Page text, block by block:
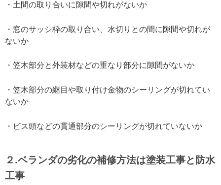
・土間の取り合いに隙間や切れがないか
・窓のサッシ枠の取り合い、水切りとの間に隙間や切れが
ないか
・笠木部分と外装材などの重なり部分に隙間がないか
・笠木部分の継目や取り付け金物のシーリングが切れてい
ないか
・ビス頭などの貫通部分のシーリングが切れていないか
２.ベランダの劣化の補修方法は塗装工事と防水
工事